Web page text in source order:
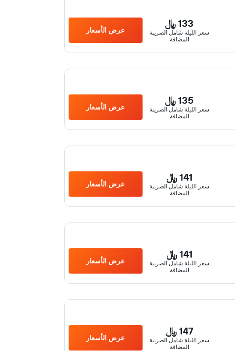
133 ﷼
سعر الليلة شامل الصريبة
المضافة
عرض الأسعار
135 ﷼
سعر الليلة شامل الصريبة
المضافة
عرض الأسعار
141 ﷼
سعر الليلة شامل الصريبة
المضافة
عرض الأسعار
141 ﷼
سعر الليلة شامل الصريبة
المضافة
عرض الأسعار
147 ﷼
سعر الليلة شامل الصريبة
المضافة
عرض الأسعار